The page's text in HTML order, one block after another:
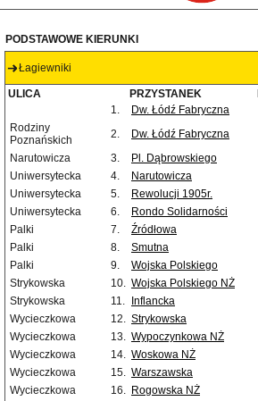
PODSTAWOWE KIERUNKI
Łagiewniki
ULICA PRZYSTANEK
1.
Dw. Łódź Fabryczna
Rodziny
Poznańskich
2. Dw. Łódź Fabryczna
Narutowicza 3. Pl. Dąbrowskiego
Uniwersytecka
4. Narutowicza
Uniwersytecka
5. Rewolucji 1905r.
Uniwersytecka
6. Rondo Solidarności
Palki
7. Źródłowa
Palki
8. Smutna
Palki
9. Wojska Polskiego
Strykowska
10. Wojska Polskiego NŻ
Strykowska
11. Inflancka
Wycieczkowa
12. Strykowska
Wycieczkowa
13. Wypoczynkowa NŻ
Wycieczkowa
14. Woskowa NŻ
Wycieczkowa
15. Warszawska
Wycieczkowa
16. Rogowska NŻ